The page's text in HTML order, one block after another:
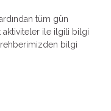
tüm gün
aktiviteler ile ilgili bilgi
rehberimizden bilgi